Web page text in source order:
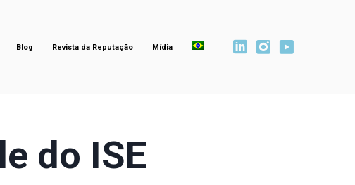
Blog Revista da Reputação Mídia
do ISE